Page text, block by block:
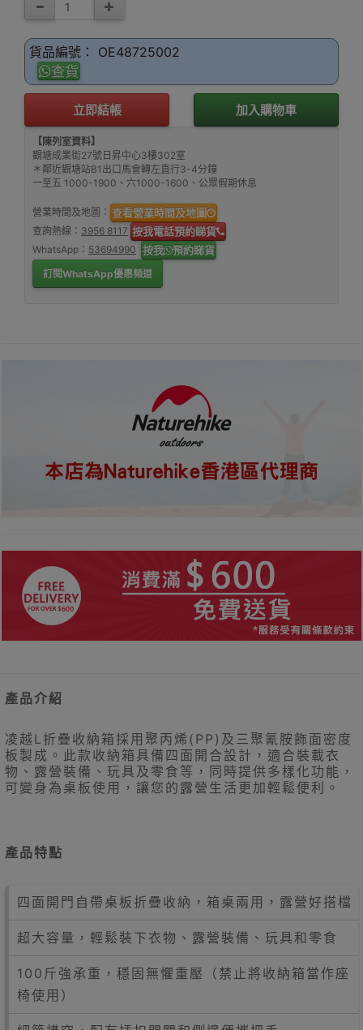
貨品編號： OE48725002
查貨
立即結帳 加入購物車
【陳列室資料】
觀塘成業街27號日昇中心3樓302室
＊鄰近觀塘站B1出口馬會轉左直行3-4分鐘
一至五 1000-1900、六1000-1600、公眾假期休息
營業時間及地圖： 查看營業時間及地圖
查詢熱線： 3956 8117 按我電話預約睇貨
WhatsApp： 53694990 按我 預約睇貨
訂閱WhatsApp優惠頻道
產品介紹
凌越L折疊收納箱採用聚丙烯(PP)及三聚氰胺飾面密度
板製成。此款收納箱具備四面開合設計，適合裝載衣
物、露營裝備、玩具及零食等，同時提供多樣化功能，
可變身為桌板使用，讓您的露營生活更加輕鬆便利。
產品特點
四面開門自帶桌板折疊收納，箱桌兩用，露營好搭檔
超大容量，輕鬆裝下衣物、露營裝備、玩具和零食
100斤強承重，穩固無懼重壓（禁止將收納箱當作座
椅使用）